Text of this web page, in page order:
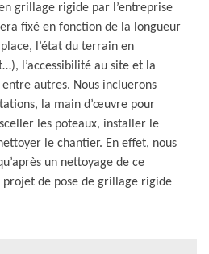
grillage rigide par l’entreprise
fixé en fonction de la longueur
l’état du terrain en
l’accessibilité au site et la
autres. Nous incluerons
la main d’œuvre pour
les poteaux, installer le
le chantier. En effet, nous
un nettoyage de ce
de pose de grillage rigide